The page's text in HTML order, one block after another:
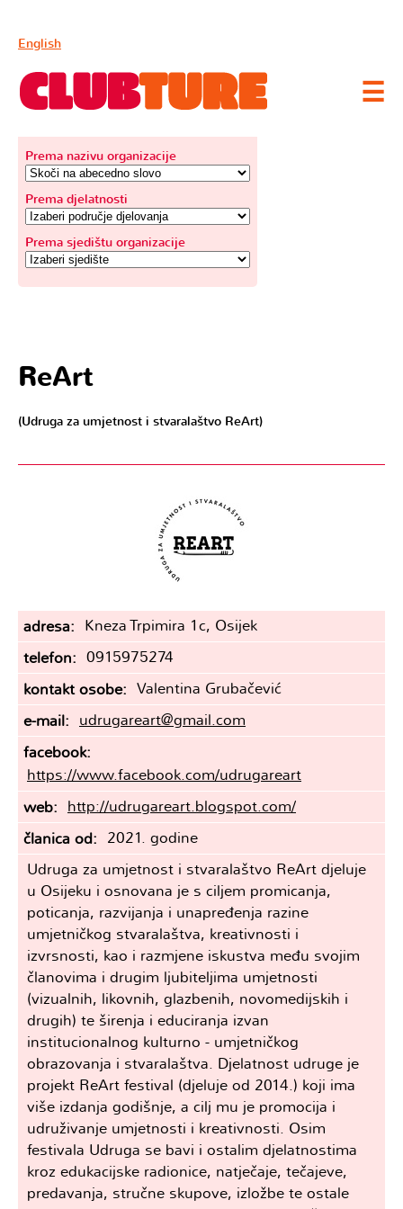
English
Prema nazivu organizacije
Prema djelatnosti
Prema sjedištu organizacije
☰
ReArt
(Udruga za umjetnost i stvaralaštvo ReArt)
adresa
Kneza Trpimira 1c, Osijek
telefon
0915975274
kontakt osobe
Valentina Grubačević
e-mail
udrugareart@gmail.com
facebook
https://www.facebook.com/udrugareart
web
http://udrugareart.blogspot.com/
članica od
2021. godine
Udruga za umjetnost i stvaralaštvo ReArt djeluje
u Osijeku i osnovana je s ciljem promicanja,
poticanja, razvijanja i unapređenja razine
umjetničkog stvaralaštva, kreativnosti i
izvrsnosti, kao i razmjene iskustva među svojim
članovima i drugim ljubiteljima umjetnosti
(vizualnih, likovnih, glazbenih, novomedijskih i
drugih) te širenja i educiranja izvan
institucionalnog kulturno - umjetničkog
obrazovanja i stvaralaštva. Djelatnost udruge je
projekt ReArt festival (djeluje od 2014.) koji ima
više izdanja godišnje, a cilj mu je promocija i
udruživanje umjetnosti i kreativnosti. Osim
festivala Udruga se bavi i ostalim djelatnostima
kroz edukacijske radionice, natječaje, tečajeve,
predavanja, stručne skupove, izložbe te ostale